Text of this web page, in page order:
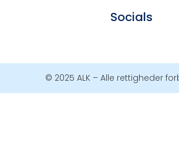
Socials
© 2025 ALK – Alle rettigheder